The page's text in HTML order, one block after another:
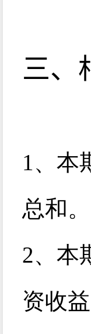
三、
1、本
总和。
2、本
资收